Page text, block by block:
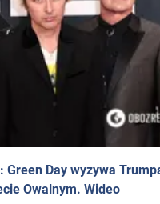
Day wyzywa
Owalnym. Wideo